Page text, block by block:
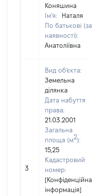
Коняшина
Ім'я:
Наталя
По батькові (за
наявності):
Анатоліївна
3
Вид об'єкта:
Земельна
ділянка
Дата набуття
права:
21.03.2001
Загальна
площа (м2):
15,25
Кадастровий
номер:
[Конфіденційна
інформація]